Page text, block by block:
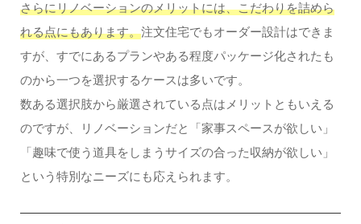
さらにリノベーションのメリットには、こだわりを詰めら
れる点にもあります。注文住宅でもオーダー設計はできま
すが、すでにあるプランやある程度パッケージ化されたも
のから一つを選択するケースは多いです。
数ある選択肢から厳選されている点はメリットともいえる
のですが、リノベーションだと「家事スペースが欲しい」
「趣味で使う道具をしまうサイズの合った収納が欲しい」
という特別なニーズにも応えられます。